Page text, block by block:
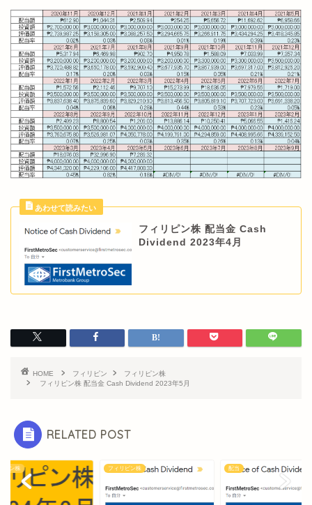
フィリピン株 配当金 Cash
Dividend 2023年4月
HOME フィリピン
フィリピン株
フィリピン株 配当金 Cash Dividend 2023年5月
RELATED POST
ピン株 フィリピン株 配当